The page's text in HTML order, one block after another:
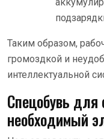
Таким образом,
громоздкой и
интеллектуальной
Спецобувь
необходимый